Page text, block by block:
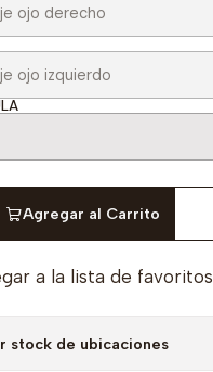
Agregar al Carrito
a la lista de favoritos
stock de ubicaciones